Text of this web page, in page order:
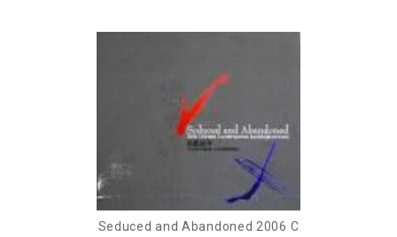
Seduced and Abandoned 2006 C